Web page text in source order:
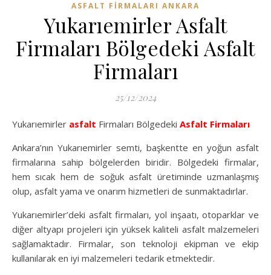
ASFALT FIRMALARI ANKARA
Yukarıemirler Asfalt
Firmaları Bölgedeki Asfalt
Firmaları
25/12/2024
Yukarıemirler asfalt Firmaları Bölgedeki Asfalt Firmaları
Ankara’nın Yukarıemirler semti, başkentte en yoğun asfalt
firmalarına sahip bölgelerden biridir. Bölgedeki firmalar,
hem sıcak hem de soğuk asfalt üretiminde uzmanlaşmış
olup, asfalt yama ve onarım hizmetleri de sunmaktadırlar.
Yukarıemirler’deki asfalt firmaları, yol inşaatı, otoparklar ve
diğer altyapı projeleri için yüksek kaliteli asfalt malzemeleri
sağlamaktadır. Firmalar, son teknoloji ekipman ve ekip
kullanılarak en iyi malzemeleri tedarik etmektedir.